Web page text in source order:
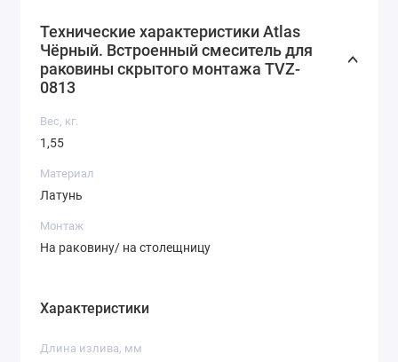
Покрытие: матовое.
Излив (поворотный) 21 см.
Управление: рычажное.
Запорный клапан смесителя: керамический
картридж.
Вес: 1,5 кг.
Технические характеристики Atlas
Чёрный. Встроенный смеситель для
раковины скрытого монтажа TVZ-
0813
Вес, кг.
1,55
Материал
Латунь
Монтаж
На раковину/ на столещницу
Характеристики
Длина излива, мм